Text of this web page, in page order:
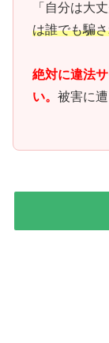
「自分は大
は誰でも騙
絶対に違法
い。 被害に